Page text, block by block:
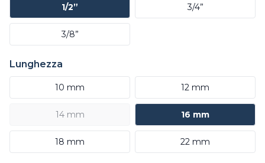
1/2” 3/4”
3/8”
Lunghezza
10 mm 12 mm
14 mm 16 mm
18 mm 22 mm